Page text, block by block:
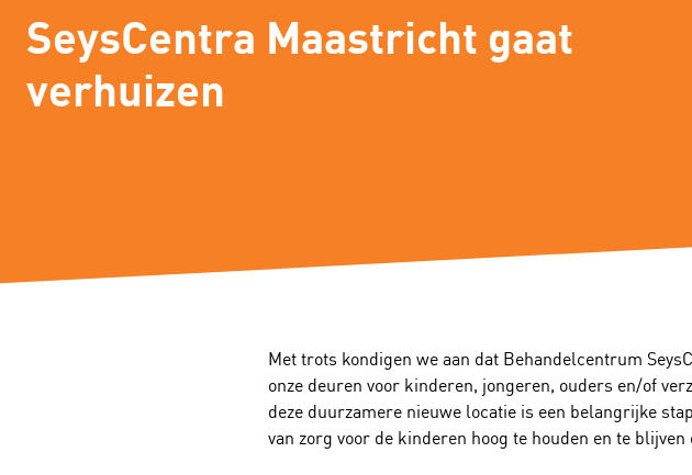
SeysCentra Maastricht gaat
verhuizen
Met trots kondigen we aan dat Behandelcentrum
onze deuren voor kinderen, jongeren, ouders en/of
deze duurzamere nieuwe locatie is een belangrijke
van zorg voor de kinderen hoog te houden en te